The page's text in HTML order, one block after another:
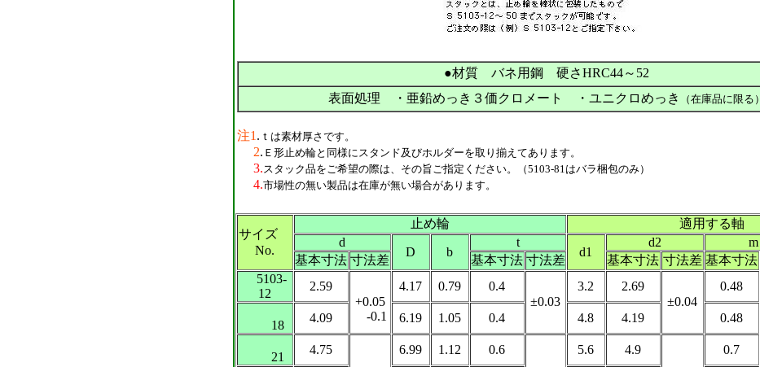
●材質 バネ用鋼 硬さHRC44～52
表面処理 ・亜鉛めっき３価クロメート ・ユニクロめっき
（在庫品に限る）
注1 . ｔは素材厚さです。
2. Ｅ形止め輪と同様にスタンド及びホルダーを取り揃えてあります。
3.スタック品をご希望の際は、その旨ご指定ください。（5103-81はバラ梱包のみ）
4.市場性の無い製品は在庫が無い場合があります。
サイズ
No.
止め輪
適用する軸
d
D b
t
d1
d2 m
基本寸法 寸法差 基本寸法 寸法差 基本寸法 寸法差 基本寸法
5103-
12
2.59
+0.05
-0.1
4.17 0.79
0.4
±0.03
3.2
2.69
±0.04
0.48
18
4.09 6.19 1.05 0.4 4.8 4.19 0.48
21
4.75 6.99 1.12 0.6 5.6 4.9 0.7